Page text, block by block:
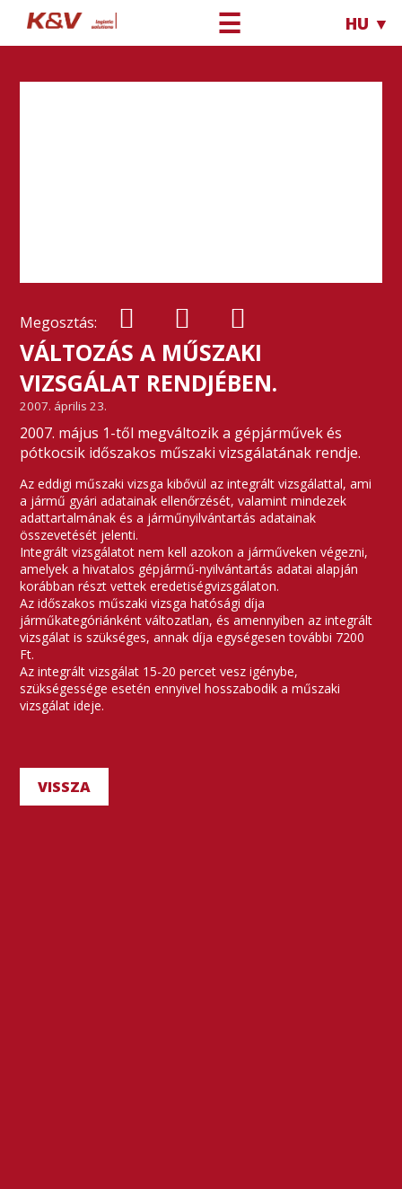
☰ HU ▼
Megosztás:
VÁLTOZÁS A MŰSZAKI
VIZSGÁLAT RENDJÉBEN.
2007. április 23.
2007. május 1-től megváltozik a gépjárművek és
pótkocsik időszakos műszaki vizsgálatának rendje.
Az eddigi műszaki vizsga kibővül az integrált vizsgálattal, ami
a jármű gyári adatainak ellenőrzését, valamint mindezek
adattartalmának és a járműnyilvántartás adatainak
összevetését jelenti.
Integrált vizsgálatot nem kell azokon a járműveken végezni,
amelyek a hivatalos gépjármű-nyilvántartás adatai alapján
korábban részt vettek eredetiségvizsgálaton.
Az időszakos műszaki vizsga hatósági díja
járműkategóriánként változatlan, és amennyiben az integrált
vizsgálat is szükséges, annak díja egységesen további 7200
Ft.
Az integrált vizsgálat 15-20 percet vesz igénybe,
szükségessége esetén ennyivel hosszabodik a műszaki
vizsgálat ideje.
VISSZA